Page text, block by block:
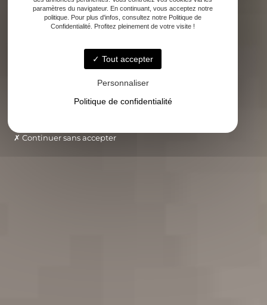
paramètres du navigateur. En continuant, vous acceptez notre
politique. Pour plus d'infos, consultez notre Politique de
Confidentialité. Profitez pleinement de votre visite !
Tout accepter
Personnaliser
Politique de confidentialité
Continuer sans accepter